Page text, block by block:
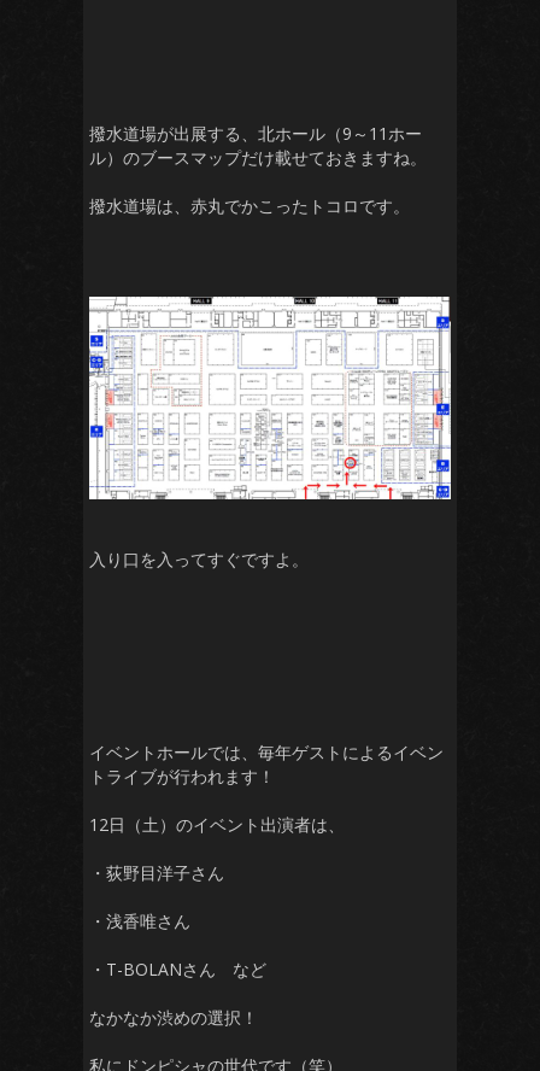
撥水道場が出展する、北ホール（9～11ホー
ル）のブースマップだけ載せておきますね。
撥水道場は、赤丸でかこったトコロです。
入り口を入ってすぐですよ。
イベントホールでは、毎年ゲストによるイベン
トライブが行われます！
12日（土）のイベント出演者は、
・荻野目洋子さん
・浅香唯さん
・T-BOLANさん など
なかなか渋めの選択！
私にドンピシャの世代です（笑）